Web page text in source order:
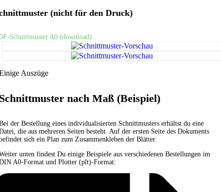
(nicht für den Druck)
Schnittmuster A0 (download)
Auszüge
nach Maß (Beispiel)
der Bestellung eines individualisierten Schnittmusters erhältst du eine
die aus mehreren Seiten besteht. Auf der ersten Seite des Dokuments
sich ein Plan zum Zusammenkleben der Blätter.
unten findest Du einige Beispiele aus verschiedenen Bestellungen im
A0-Format und Plotter (plt)-Format: